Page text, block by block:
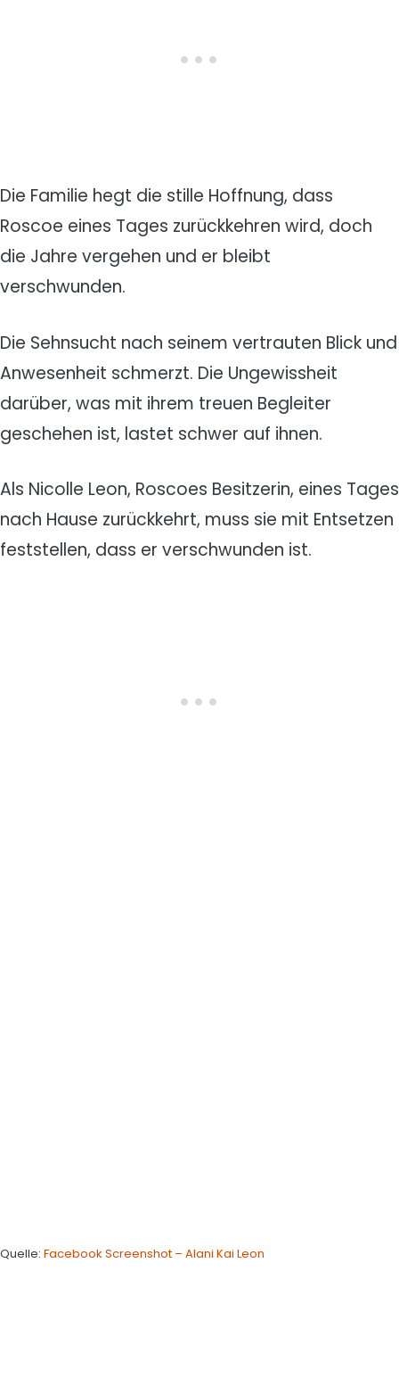
Die Familie hegt die stille Hoffnung, dass
Roscoe eines Tages zurückkehren wird, doch
die Jahre vergehen und er bleibt
verschwunden.
Die Sehnsucht nach seinem vertrauten Blick und
Anwesenheit schmerzt. Die Ungewissheit
darüber, was mit ihrem treuen Begleiter
geschehen ist, lastet schwer auf ihnen.
Als Nicolle Leon, Roscoes Besitzerin, eines Tages
nach Hause zurückkehrt, muss sie mit Entsetzen
feststellen, dass er verschwunden ist.
Quelle: Facebook Screenshot – Alani Kai Leon